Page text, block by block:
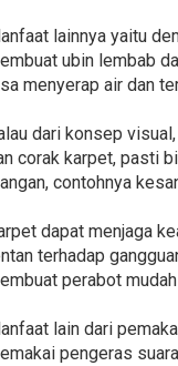
lainnya yaitu
ubin lembab
menyerap air dan
dari konsep
corak karpet, pasti
contohnya
dapat menjaga
terhadap
perabot
lain dari
pengeras